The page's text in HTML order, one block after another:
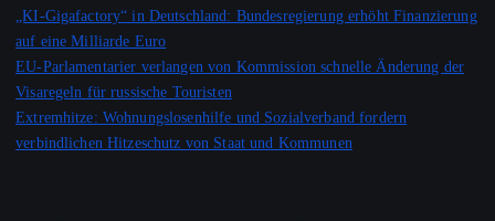
„KI-Gigafactory“ in Deutschland: Bundesregierung erhöht Finanzierung
auf eine Milliarde Euro
EU-Parlamentarier verlangen von Kommission schnelle Änderung der
Visaregeln für russische Touristen
Extremhitze: Wohnungslosenhilfe und Sozialverband fordern
verbindlichen Hitzeschutz von Staat und Kommunen